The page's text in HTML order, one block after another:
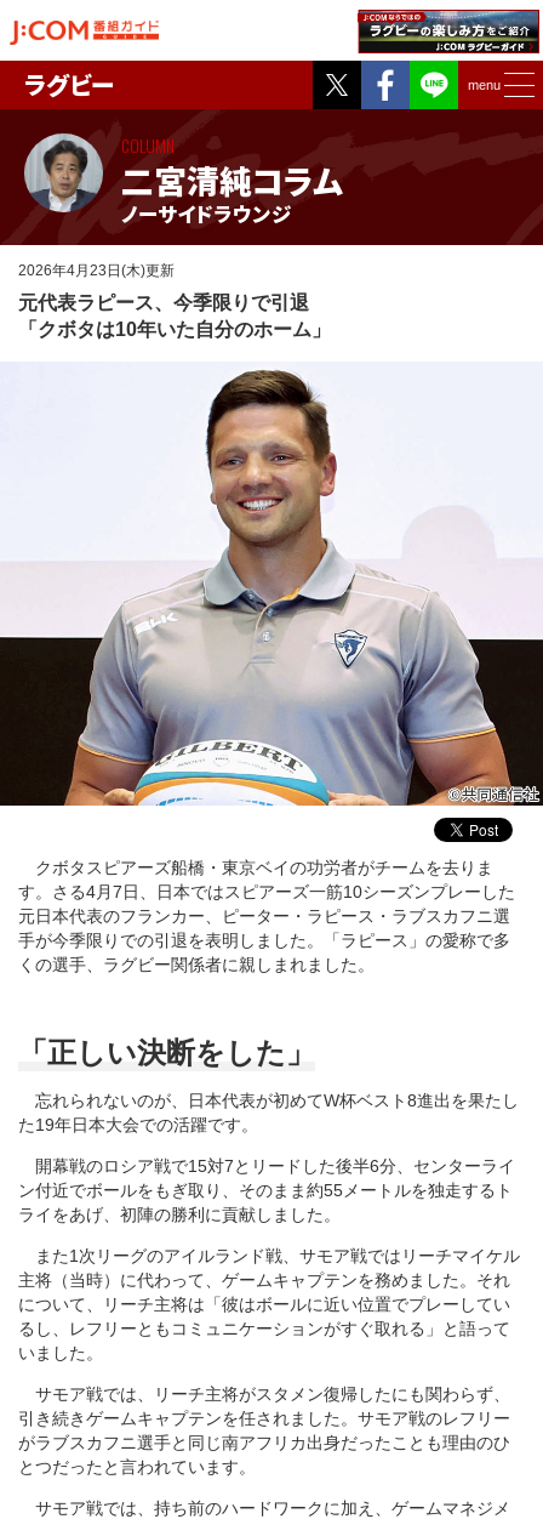
Twitter
Facebook
menu
ラグビー
二宮清純コラム
ノーサイドラウンジ
COLUMN
2026年4月23日(木)更新
元代表ラピース、今季限りで引退
「クボタは10年いた自分のホーム」
クボタスピアーズ船橋・東京ベイの功労者がチームを去りま
す。さる4月7日、日本ではスピアーズ一筋10シーズンプレーした
元日本代表のフランカー、ピーター・ラピース・ラブスカフニ選
手が今季限りでの引退を表明しました。「ラピース」の愛称で多
くの選手、ラグビー関係者に親しまれました。
「正しい決断をした」
忘れられないのが、日本代表が初めてW杯ベスト8進出を果たし
た19年日本大会での活躍です。
開幕戦のロシア戦で15対7とリードした後半6分、センターライ
ン付近でボールをもぎ取り、そのまま約55メートルを独走するト
ライをあげ、初陣の勝利に貢献しました。
また1次リーグのアイルランド戦、サモア戦ではリーチマイケル
主将（当時）に代わって、ゲームキャプテンを務めました。それ
について、リーチ主将は「彼はボールに近い位置でプレーしてい
るし、レフリーともコミュニケーションがすぐ取れる」と語って
いました。
サモア戦では、リーチ主将がスタメン復帰したにも関わらず、
引き続きゲームキャプテンを任されました。サモア戦のレフリー
がラブスカフニ選手と同じ南アフリカ出身だったことも理由のひ
とつだったと言われています。
サモア戦では、持ち前のハードワークに加え、ゲームマネジメ